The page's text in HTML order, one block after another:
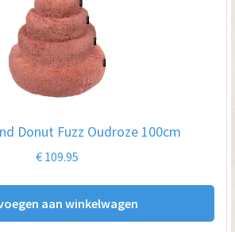
Donut Fuzz Oudroze 100cm
€ 109.95
aan winkelwagen